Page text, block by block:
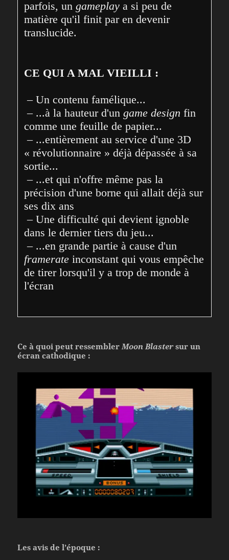
parfois, un gameplay a si peu de
matière qu'il finit par en devenir
translucide.
CE QUI A MAL VIEILLI :
– Un contenu famélique...
– ...à la hauteur d'un game design fin
comme une feuille de papier...
– ...entièrement au service d'une 3D
« révolutionnaire » déjà dépassée à sa
sortie...
– ...et qui n'offre même pas la
précision d'une borne qui allait déjà sur
ses dix ans
– Une difficulté qui devient ignoble
dans le dernier tiers du jeu...
framerate inconstant qui vous empêche
de tirer lorsqu'il y a trop de monde à
l'écran
Ce à quoi peut ressemblerMoon Blastersur un
écran cathodique :
Les avis de l’époque :